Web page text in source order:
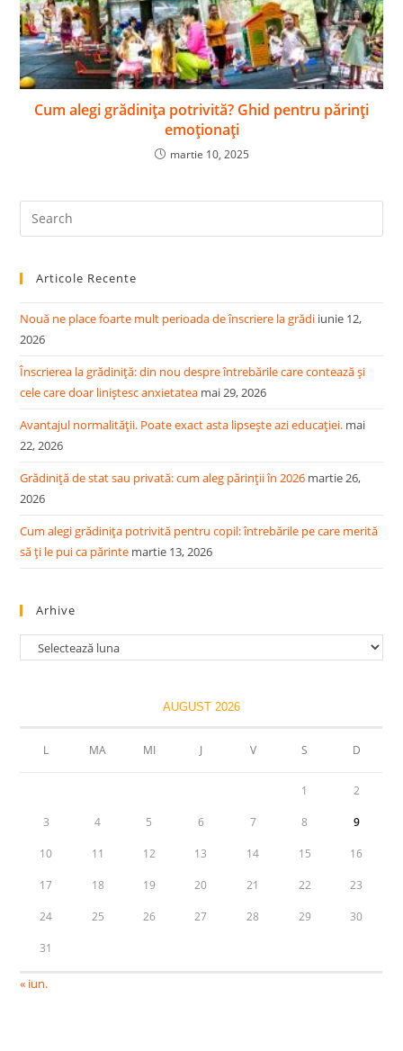
Cum alegi grădinița potrivită? Ghid pentru părinți
emoționați
martie 10, 2025
Articole Recente
Nouă ne place foarte mult perioada de înscriere la grădi iunie 12,
2026
Înscrierea la grădiniță: din nou despre întrebările care contează și
cele care doar liniștesc anxietatea mai 29, 2026
Avantajul normalității. Poate exact asta lipsește azi educației. mai
22, 2026
Grădiniță de stat sau privată: cum aleg părinții în 2026 martie 26,
2026
Cum alegi grădinița potrivită pentru copil: întrebările pe care merită
să ți le pui ca părinte martie 13, 2026
Arhive
Arhive
AUGUST 2026
L MA MI J V S D
1 2
3 4 5 6 7 8 9
10 11 12 13 14 15 16
17 18 19 20 21 22 23
24 25 26 27 28 29 30
31
« iun.